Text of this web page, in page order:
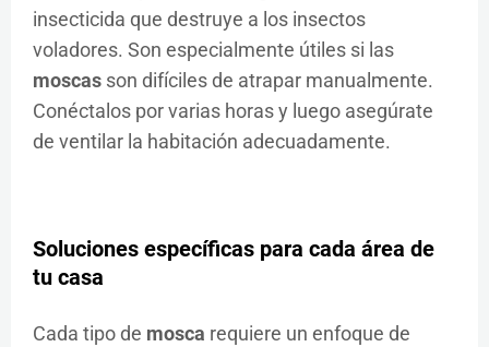
insecticida que destruye a los insectos
voladores. Son especialmente útiles si las
moscas son difíciles de atrapar manualmente.
Conéctalos por varias horas y luego asegúrate
de ventilar la habitación adecuadamente.
Soluciones específicas para cada área de
tu casa
Cada tipo de mosca requiere un enfoque de